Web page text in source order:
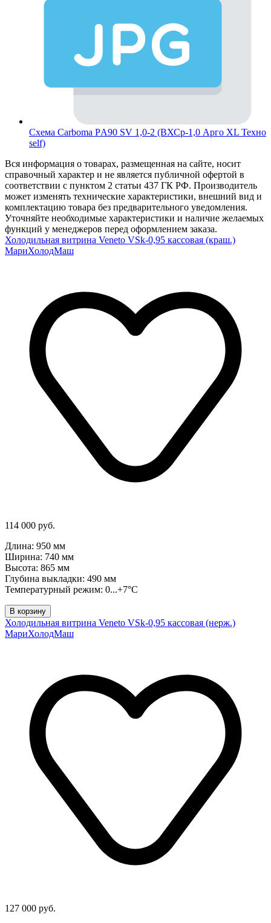
Схема Carboma PА90 SV 1,0-2 (ВХСр-1,0 Арго XL Техно
self)
Вся информация о товарах, размещенная на сайте, носит
справочный характер и не является публичной офертой в
соответствии с пунктом 2 статьи 437 ГК РФ. Производитель
может изменять технические характеристики, внешний вид и
комплектацию товара без предварительного уведомления.
Уточняйте необходимые характеристики и наличие желаемых
функций у менеджеров перед оформлением заказа.
Холодильная витрина Veneto VSk-0,95 кассовая (краш.)
МариХолодМаш
114 000 руб.
Длина: 950 мм
Ширина: 740 мм
Высота: 865 мм
Глубина выкладки: 490 мм
Температурный режим: 0...+7°C
В корзину
Холодильная витрина Veneto VSk-0,95 кассовая (нерж.)
МариХолодМаш
127 000 руб.